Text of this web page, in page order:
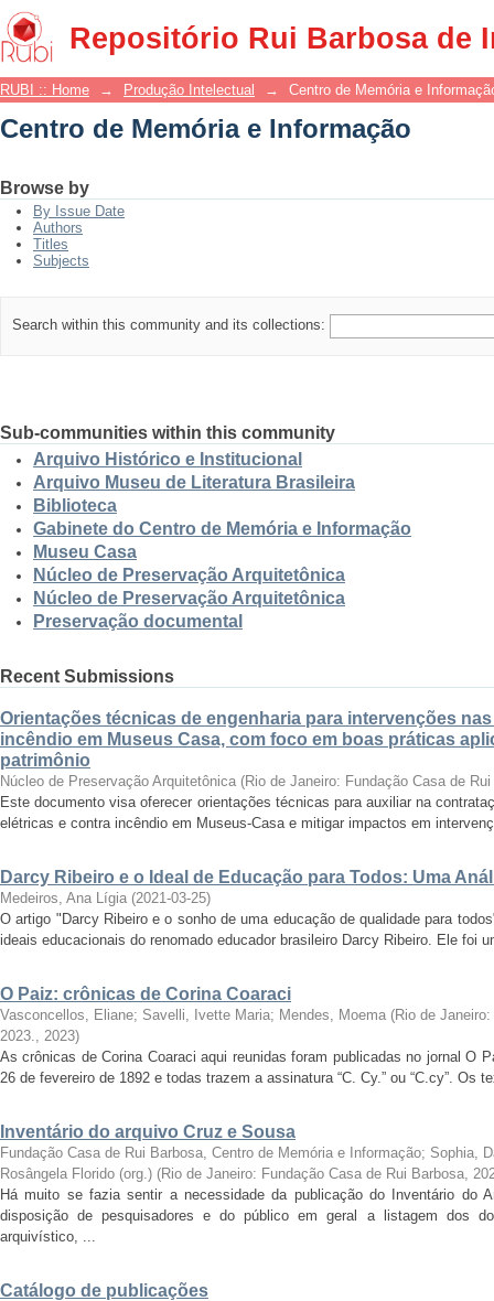
Repositório Rui Barbosa de
Centro de Memória e Informação
RUBI :: Home → Produção Intelectual → Centro de Memória e
Centro de Memória e Informação
Browse by
By Issue Date
Authors
Titles
Subjects
Search within this community and its collections:
Sub-communities within this community
Arquivo Histórico e Institucional
Arquivo Museu de Literatura Brasileira
Biblioteca
Gabinete do Centro de Memória e Informação
Museu Casa
Núcleo de Preservação Arquitetônica
Núcleo de Preservação Arquitetônica
Preservação documental
Recent Submissions
Orientações técnicas de engenharia para intervenções
incêndio em Museus Casa, com foco em boas práticas
patrimônio
Núcleo de Preservação Arquitetônica (Rio de Janeiro: Fundação Casa de
Este documento visa oferecer orientações técnicas para auxiliar na
elétricas e contra incêndio em Museus-Casa e mitigar impactos em
Darcy Ribeiro e o Ideal de Educação para Todos: Uma
Medeiros, Ana Lígia (2021-03-25)
O artigo "Darcy Ribeiro e o sonho de uma educação de qualidade para
ideais educacionais do renomado educador brasileiro Darcy Ribeiro. Ele foi
O Paiz: crônicas de Corina Coaraci
Vasconcellos, Eliane; Savelli, Ivette Maria; Mendes, Moema (Rio de
2023., 2023)
As crônicas de Corina Coaraci aqui reunidas foram publicadas no jornal O
26 de fevereiro de 1892 e todas trazem a assinatura “C. Cy.” ou “C.cy”. Os
Inventário do arquivo Cruz e Sousa
Fundação Casa de Rui Barbosa, Centro de Memória e Informação; Sophia,
Rosângela Florido (org.) (Rio de Janeiro: Fundação Casa de Rui Barbosa,
Há muito se fazia sentir a necessidade da publicação do Inventário do
disposição de pesquisadores e do público em geral a listagem dos
arquivístico, ...
Catálogo de publicações